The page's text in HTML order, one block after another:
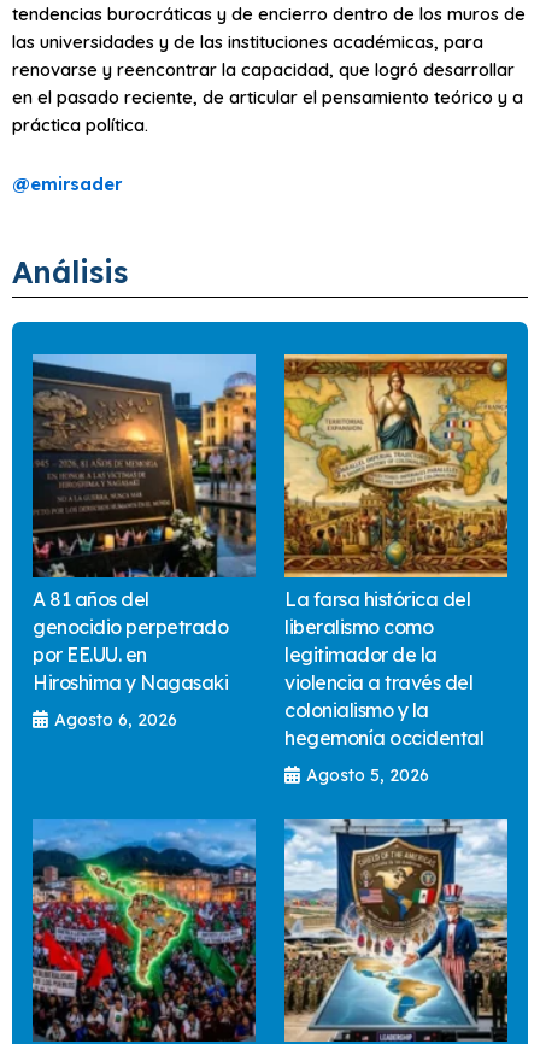
tendencias burocráticas y de encierro dentro de los muros de
las universidades y de las instituciones académicas, para
renovarse y reencontrar la capacidad, que logró desarrollar
en el pasado reciente, de articular el pensamiento teórico y a
práctica política.
@emirsader
Análisis
A 81 años del
genocidio perpetrado
por EE.UU. en
Hiroshima y Nagasaki
Agosto 6, 2026
La farsa histórica del
liberalismo como
legitimador de la
violencia a través del
colonialismo y la
hegemonía occidental
Agosto 5, 2026